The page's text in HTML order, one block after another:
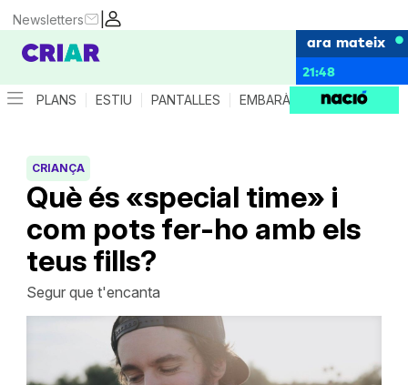
|
Newsletters
ara mateix
21:48
PLANS ESTIU PANTALLES EMBARÀS CRIANÇA
Què és «special time» i
com pots fer-ho amb els
teus fills?
CRIANÇA
Segur que t'encanta